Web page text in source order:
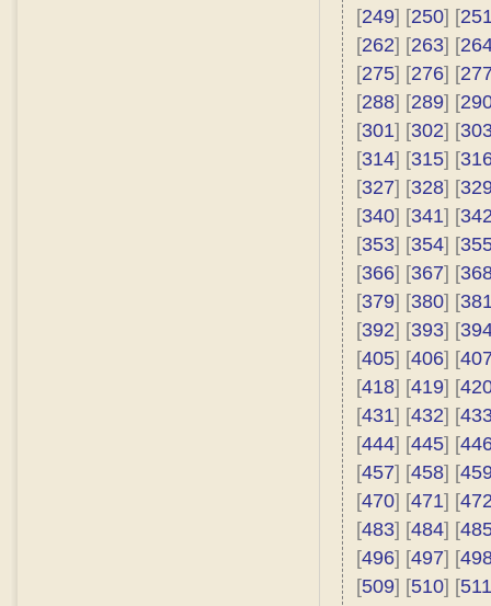
[249] [250] [
[262] [263] [
[275] [276] [
[288] [289] [
[301] [302] [
[314] [315] [
[327] [328] [
[340] [341] [
[353] [354] [
[366] [367] [
[379] [380] [
[392] [393] [
[405] [406] [
[418] [419] [
[431] [432] [
[444] [445] [
[457] [458] [
[470] [471] [
[483] [484] [
[496] [497] [
[509] [510] [511